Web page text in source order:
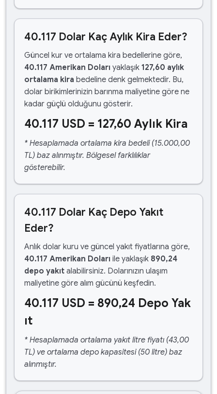
40.117 Dolar Kaç Aylık Kira Eder?
Güncel kur ve ortalama kira bedellerine göre,
40.117 Amerikan Doları yaklaşık 127,60 aylık
ortalama kira bedeline denk gelmektedir. Bu,
dolar birikimlerinizin barınma maliyetine göre ne
kadar güçlü olduğunu gösterir.
40.117 USD = 127,60 Aylık Kira
* Hesaplamada ortalama kira bedeli (15.000,00
TL) baz alınmıştır. Bölgesel farklılıklar
gösterebilir.
40.117 Dolar Kaç Depo Yakıt
Eder?
Anlık dolar kuru ve güncel yakıt fiyatlarına göre,
40.117 Amerikan Doları ile yaklaşık 890,24
depo yakıt alabilirsiniz. Dolarınızın ulaşım
maliyetine göre alım gücünü keşfedin.
40.117 USD = 890,24 Depo Yak
ıt
* Hesaplamada ortalama yakıt litre fiyatı (43,00
TL) ve ortalama depo kapasitesi (50 litre) baz
alınmıştır.